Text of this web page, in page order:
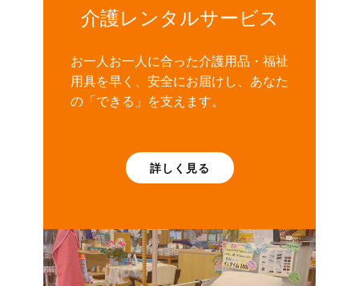
介護レンタルサービス
お一人お一人に合った介護用品・福祉
用具を早く、安全にお届けし、あなた
の「できる」を支えます。
詳しく見る